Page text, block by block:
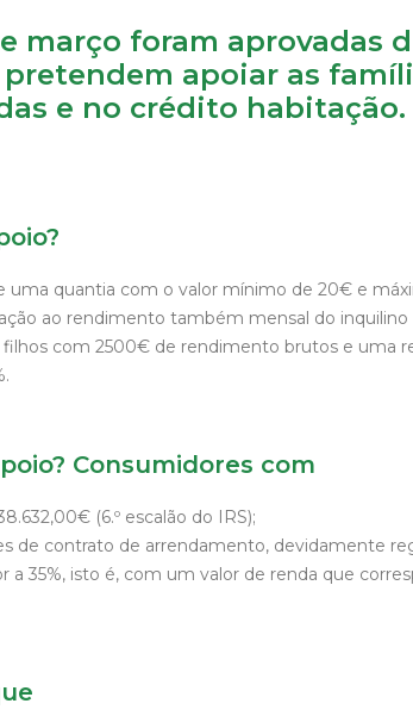
março foram aprovadas
apoiar as
e no crédito habitação.
uma quantia com o valor mínimo de 20€ e
ao rendimento também mensal do
com 2500€ de rendimento brutos e uma
Consumidores com
(6.º escalão do IRS);
de contrato de arrendamento, devidamente
a 35%, isto é, com um valor de renda que